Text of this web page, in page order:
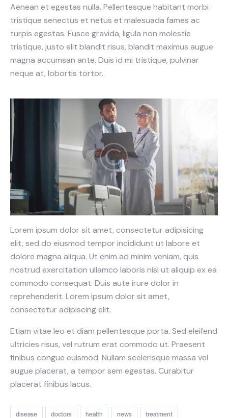
Aenean et egestas nulla. Pellentesque habitant morbi
tristique senectus et netus et malesuada fames ac
turpis egestas. Fusce gravida, ligula non molestie
tristique, justo elit blandit risus, blandit maximus augue
magna accumsan ante. Duis id mi tristique, pulvinar
neque at, lobortis tortor.
Lorem ipsum dolor sit amet, consectetur adipisicing
elit, sed do eiusmod tempor incididunt ut labore et
dolore magna aliqua. Ut enim ad minim veniam, quis
nostrud exercitation ullamco laboris nisi ut aliquip ex ea
commodo consequat. Duis aute irure dolor in
reprehenderit. Lorem ipsum dolor sit amet,
consectetur adipiscing elit.
Etiam vitae leo et diam pellentesque porta. Sed eleifend
ultricies risus, vel rutrum erat commodo ut. Praesent
finibus congue euismod. Nullam scelerisque massa vel
augue placerat, a tempor sem egestas. Curabitur
placerat finibus lacus.
disease doctors health news treatment